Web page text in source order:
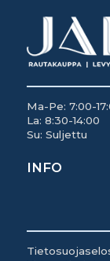
Ma-Pe: 7:00-
La: 8:30-14:00
Su: Suljettu
INFO